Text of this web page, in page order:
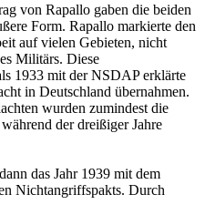
von Rapallo gaben die beiden
Form. Rapallo markierte den
auf vielen Gebieten, nicht
Militärs. Diese
1933 mit der NSDAP erklärte
in Deutschland übernahmen.
wurden zumindest die
der dreißiger Jahre
das Jahr 1939 mit dem
Nichtangriffspakts. Durch